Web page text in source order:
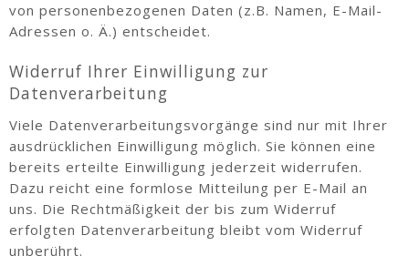
von personenbezogenen Daten (z.B. Namen, E-Mail-
Adressen o. Ä.) entscheidet.
Widerruf Ihrer Einwilligung zur
Datenverarbeitung
Viele Datenverarbeitungsvorgänge sind nur mit Ihrer
ausdrücklichen Einwilligung möglich. Sie können eine
bereits erteilte Einwilligung jederzeit widerrufen.
Dazu reicht eine formlose Mitteilung per E-Mail an
uns. Die Rechtmäßigkeit der bis zum Widerruf
erfolgten Datenverarbeitung bleibt vom Widerruf
unberührt.